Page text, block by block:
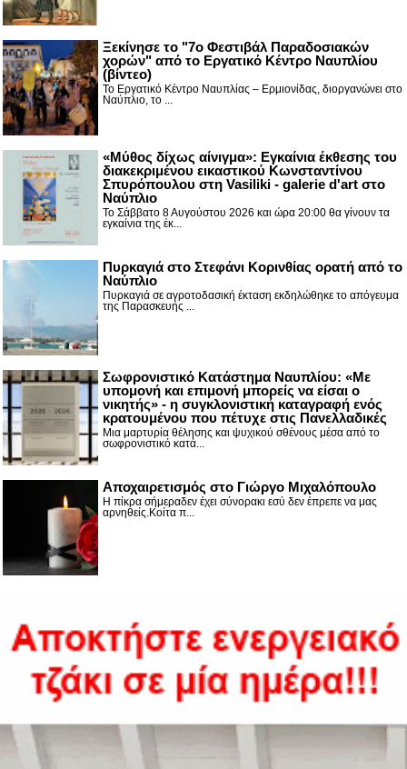
Ξεκίνησε το "7ο Φεστιβάλ Παραδοσιακών
χορών" από το Εργατικό Κέντρο Ναυπλίου
(βίντεο)
Το Εργατικό Κέντρο Ναυπλίας – Ερμιονίδας, διοργανώνει στο
Ναύπλιο, το ...
«Μύθος δίχως αίνιγμα»: Εγκαίνια έκθεσης του
διακεκριμένου εικαστικού Κωνσταντίνου
Σπυρόπουλου στη Vasiliki - galerie d'art στο
Ναύπλιο
Το Σάββατο 8 Αυγούστου 2026 και ώρα 20:00 θα γίνουν τα
εγκαίνια της έκ...
Πυρκαγιά στο Στεφάνι Κορινθίας ορατή από το
Ναύπλιο
Πυρκαγιά σε αγροτοδασική έκταση εκδηλώθηκε το απόγευμα
της Παρασκευής ...
Σωφρονιστικό Κατάστημα Ναυπλίου: «Με
υπομονή και επιμονή μπορείς να είσαι ο
νικητής» - η συγκλονιστική καταγραφή ενός
κρατουμένου που πέτυχε στις Πανελλαδικές
Μια μαρτυρία θέλησης και ψυχικού σθένους μέσα από το
σωφρονιστικό κατά...
Αποχαιρετισμός στο Γιώργο Μιχαλόπουλο
Η πίκρα σήμεραδεν έχει σύνορακι εσύ δεν έπρεπε να μας
αρνηθείς.Κοίτα π...